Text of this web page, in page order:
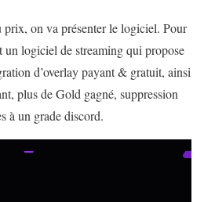
prix, on va présenter le logiciel. Pour
un logiciel de streaming qui propose
d’overlay payant & gratuit, ainsi
plus de Gold gagné, suppression
à un grade discord.